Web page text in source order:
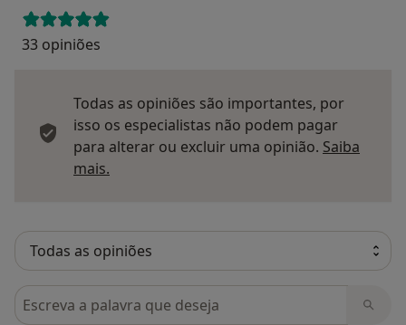
33 opiniões
Todas as opiniões são importantes, por
isso os especialistas não podem pagar
para alterar ou excluir uma opinião. Saiba
mais.
Pesquisar em opiniões